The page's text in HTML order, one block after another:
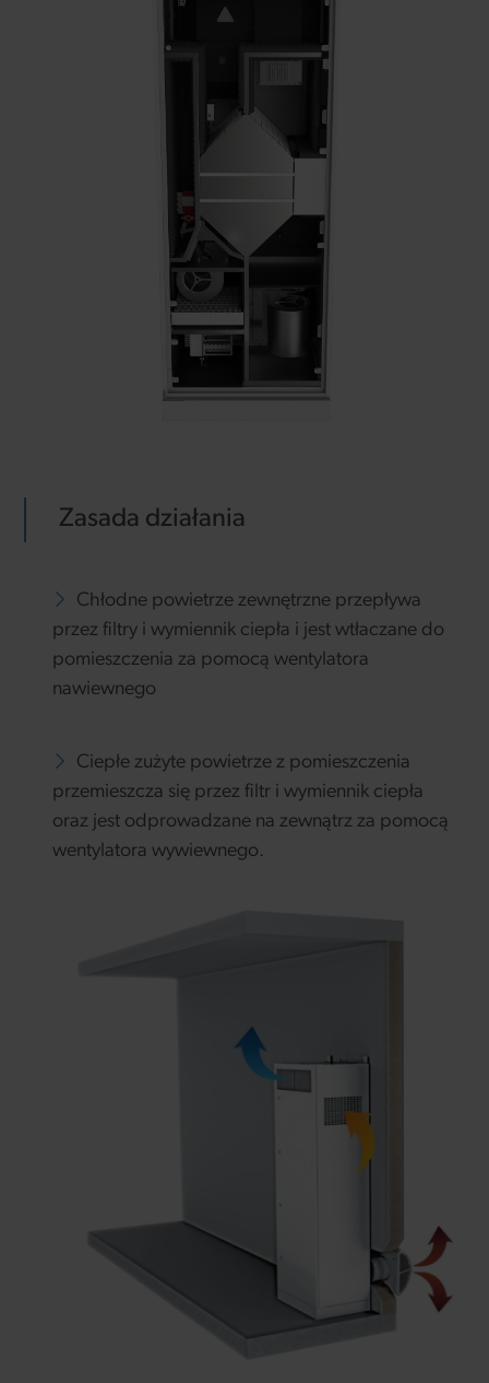
Zasada działania
Chłodne powietrze zewnętrzne przepływa
przez filtry i wymiennik ciepła i jest wtłaczane do
pomieszczenia za pomocą wentylatora
nawiewnego
Ciepłe zużyte powietrze z pomieszczenia
przemieszcza się przez filtr i wymiennik ciepła
oraz jest odprowadzane na zewnątrz za pomocą
wentylatora wywiewnego.